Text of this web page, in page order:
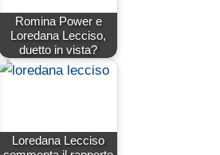
Romina Power e
Loredana Lecciso,
duetto in vista?
Loredana Lecciso